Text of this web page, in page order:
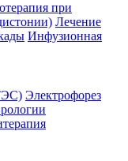
при
Лечение
Инфузионная
Электрофорез